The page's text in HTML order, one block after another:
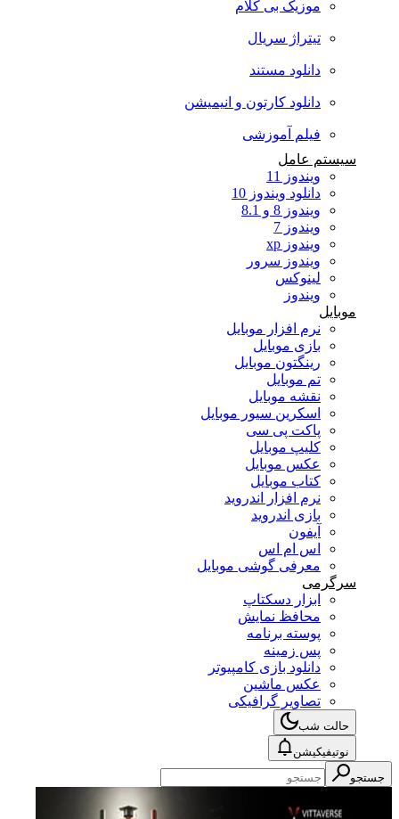
موزیک بی کلام
تیتراژ سریال
دانلود مستند
دانلود کارتون و انیمیشن
فیلم آموزشی
سیستم عامل
ویندوز 11
دانلود ویندوز 10
ویندوز 8 و 8.1
ویندوز 7
ویندوز xp
ویندوز سرور
لینوکس
ویندوز
موبایل
نرم افزار موبایل
بازی موبایل
رینگتون موبایل
تم موبایل
نقشه موبایل
اسکرین سیور موبایل
پاکت پی سی
کلیپ موبایل
عکس موبایل
کتاب موبایل
نرم افزار اندروید
بازی اندروید
آیفون
اس ام اس
معرفی گوشی موبایل
سرگرمی
ابزار دسکتاپ
محافظ نمایش
پوسته برنامه
پس زمینه
دانلود بازی کامپیوتر
عکس ماشین
تصاویر گرافیکی
حالت شب
نوتیفیکیشن
جستجو